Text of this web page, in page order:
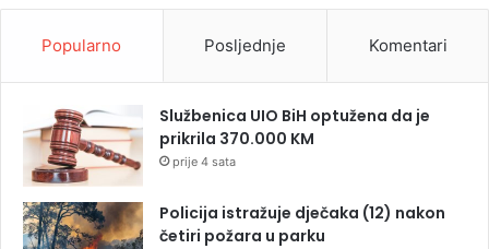
Popularno Posljednje Komentari
Službenica UIO BiH optužena da je
prikrila 370.000 KM
prije 4 sata
Policija istražuje dječaka (12) nakon
četiri požara u parku